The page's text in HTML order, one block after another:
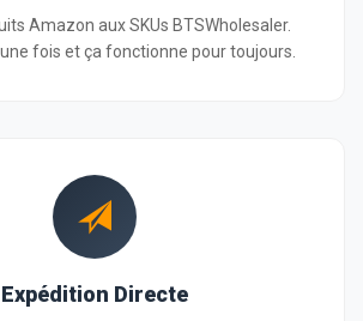
Amazon aux SKUs BTSWholesaler.
fois et ça fonctionne pour toujours.
Expédition Directe